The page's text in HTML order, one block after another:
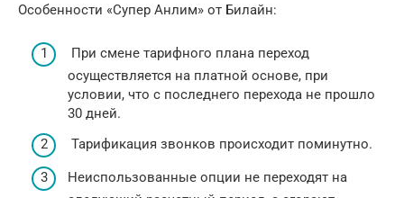
Особенности «Супер Анлим» от Билайн:
При смене тарифного плана переход
осуществляется на платной основе, при
условии, что с последнего перехода не прошло
30 дней.
Тарификация звонков происходит поминутно.
Неиспользованные опции не переходят на